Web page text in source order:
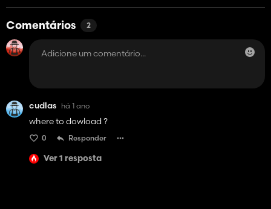
Comentários 2
cudlas há 1 ano
where to dowload ?
0 Responder
Ver 1 resposta